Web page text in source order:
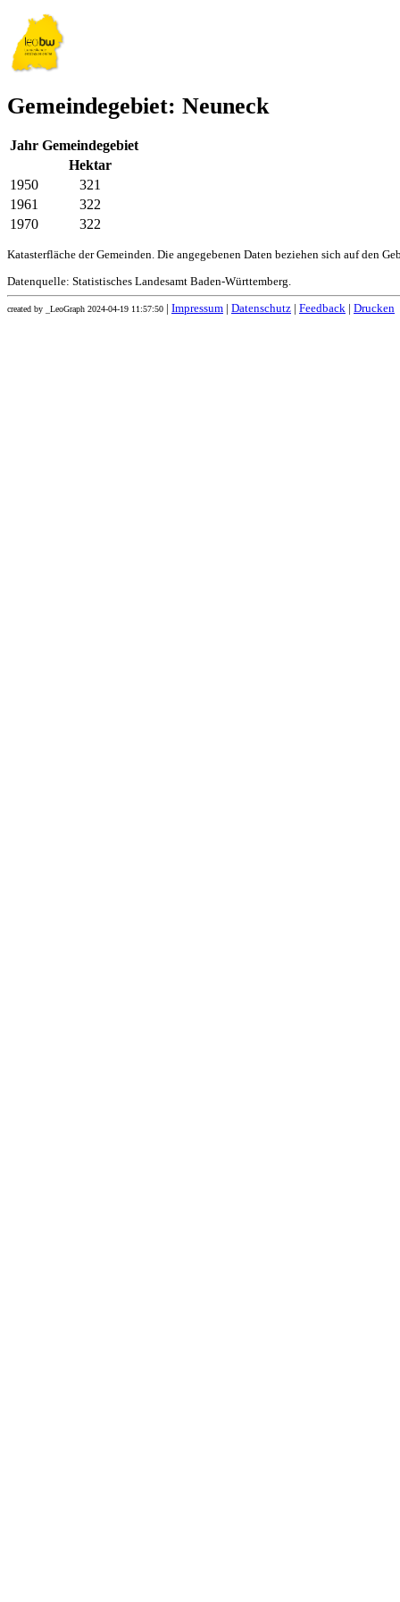
Gemeindegebiet: Neuneck
Jahr Gemeindegebiet
Hektar
1950
321
1961
322
1970
322
Katasterfläche der Gemeinden. Die angegebenen Daten beziehen sich auf den
Datenquelle: Statistisches Landesamt Baden-Württemberg.
created by _LeoGraph 2024-04-19 11:57:50 Impressum Datenschutz Feedback Drucken